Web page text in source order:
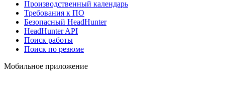
Производственный календарь
Требования к ПО
Безопасный HeadHunter
HeadHunter API
Поиск работы
Поиск по резюме
Мобильное приложение